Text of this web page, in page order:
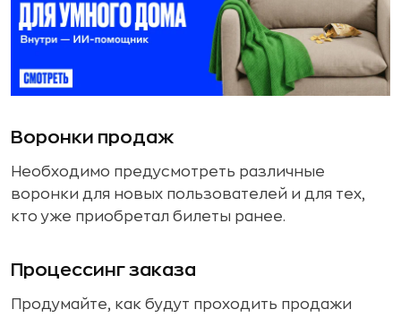
Воронки продаж
Необходимо предусмотреть различные
воронки для новых пользователей и для тех,
кто уже приобретал билеты ранее.
Процессинг заказа
Продумайте, как будут проходить продажи